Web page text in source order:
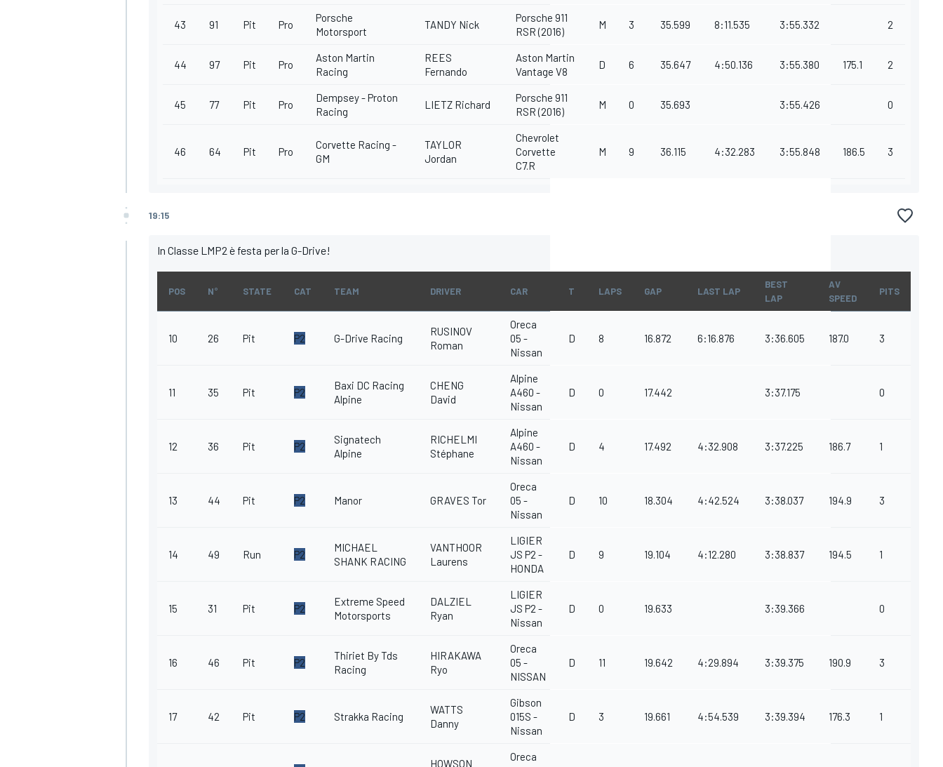
43 91 Pit Pro
Porsche
Motorsport
TANDY Nick
Porsche 911
RSR (2016)
M 3 35.599 8:11.535 3:55.332 2
44 97 Pit Pro
Aston Martin
Racing
REES
Fernando
Aston Martin
Vantage V8
D 6 35.647 4:50.136 3:55.380 175.1 2
45 77 Pit Pro
Dempsey - Proton
Racing
LIETZ Richard
Porsche 911
RSR (2016)
M 0 35.693 3:55.426 0
46 64 Pit Pro
Corvette Racing -
GM
TAYLOR
Jordan
Chevrolet
Corvette
C7.R
M 9 36.115 4:32.283 3:55.848 186.5 3
19:15
In Classe LMP2 è festa per la G-Drive!
POS N° STATE CAT TEAM DRIVER CAR T LAPS GAP LAST LAP
BEST
LAP
AV
SPEED
PITS
10 26 Pit P2 G-Drive Racing
RUSINOV
Roman
Oreca
05 -
Nissan
D 8 16.872 6:16.876 3:36.605 187.0 3
11 35 Pit P2
Baxi DC Racing
Alpine
CHENG
David
Alpine
A460 -
Nissan
D 0 17.442 3:37.175 0
12 36 Pit P2
Signatech
Alpine
RICHELMI
Stéphane
Alpine
A460 -
Nissan
D 4 17.492 4:32.908 3:37.225 186.7 1
13 44 Pit P2 Manor GRAVES Tor
Oreca
05 -
Nissan
D 10 18.304 4:42.524 3:38.037 194.9 3
14 49 Run P2
MICHAEL
SHANK RACING
VANTHOOR
Laurens
LIGIER
JS P2 -
HONDA
D 9 19.104 4:12.280 3:38.837 194.5 1
15 31 Pit P2
Extreme Speed
Motorsports
DALZIEL
Ryan
LIGIER
JS P2 -
Nissan
D 0 19.633 3:39.366 0
16 46 Pit P2
Thiriet By Tds
Racing
HIRAKAWA
Ryo
Oreca
05 -
NISSAN
D 11 19.642 4:29.894 3:39.375 190.9 3
17 42 Pit P2 Strakka Racing
WATTS
Danny
Gibson
015S -
Nissan
D 3 19.661 4:54.539 3:39.394 176.3 1
HOWSON
Oreca